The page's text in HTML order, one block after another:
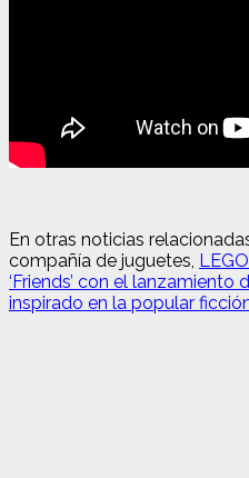
En otras noticias
compañía de juguetes,
‘Friends’ con el lanzamiento
inspirado en la popular